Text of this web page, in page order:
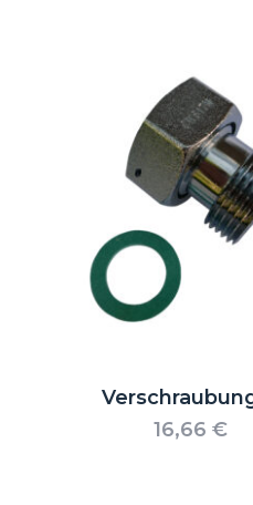
Es befinden
Verschraubung
16,66 €